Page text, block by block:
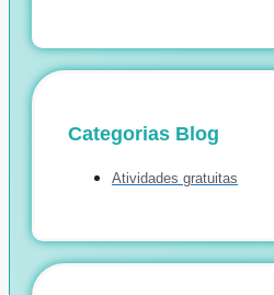
Categorias Blog
Atividades gratuitas